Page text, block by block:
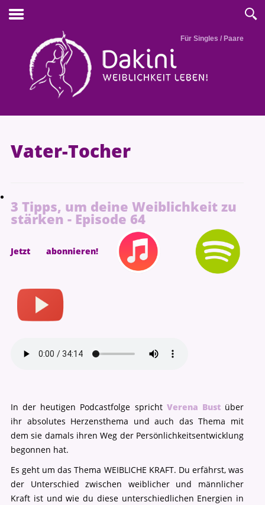
Für Singles / Paare
Vater-Tocher
3 Tipps, um deine Weiblichkeit zu
stärken - Episode 64
Jetzt abonnieren!
In der heutigen Podcastfolge spricht Verena Bustüber
ihr absolutes Herzensthema und auch das Thema mit
dem sie damals ihren Weg der Persönlichkeitsentwicklung
begonnen hat.
Es geht um das Thema WEIBLICHE KRAFT. Du erfährst, was
der Unterschied zwischen weiblicher und männlicher
Kraft ist und wie du diese unterschiedlichen Energien in